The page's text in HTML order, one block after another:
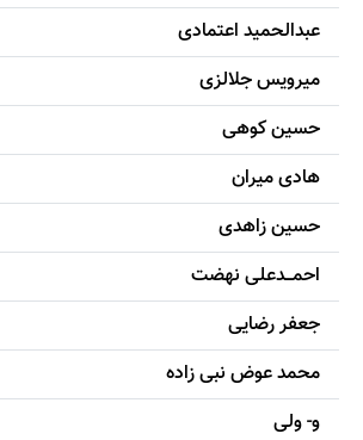
عبدالحمید اعتمادی
میرویس جلالزی
حسين کوهی
هادی ميران
حسين زاهدی
احمـــدعلی نهضت
جعفر رضایی
محمد عوض نبی زاده
و- ولی